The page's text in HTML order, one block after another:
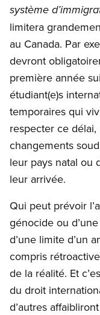
système
limitera
au Canada. Par
devront
première année
étudiant(e)s
temporaires qui
respecter ce
changements
leur pays natal ou
leur arrivée.
Qui peut prévoir
génocide ou
d’une limite d’un
compris
de la réalité. Et
du droit
d’autres